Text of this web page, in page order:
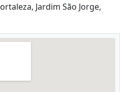
Jardim São Jorge,